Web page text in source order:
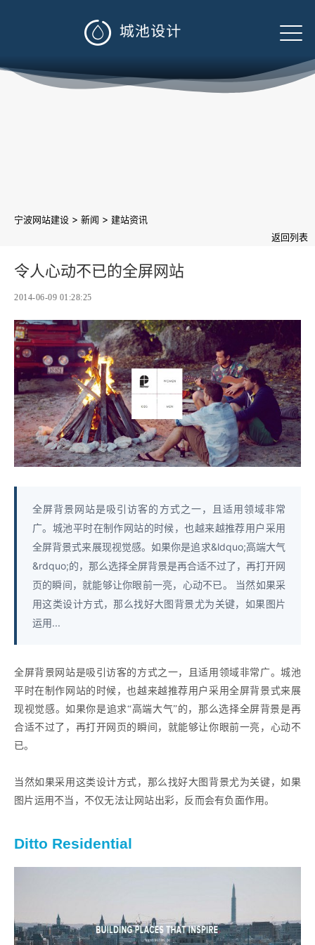

宁波网站建设 > 新闻 > 建站资讯
返回列表
令人心动不已的全屏网站
2014-06-09 01:28:25
全屏背景网站是吸引访客的方式之一，且适用领域非常
广。城池平时在制作网站的时候，也越来越推荐用户采用
全屏背景式来展现视觉感。如果你是追求&ldquo;高端大气
&rdquo;的，那么选择全屏背景是再合适不过了，再打开网
页的瞬间，就能够让你眼前一亮，心动不已。 当然如果采
用这类设计方式，那么找好大图背景尤为关键，如果图片
运用...
全屏背景网站是吸引访客的方式之一，且适用领域非常广。城池
平时在制作网站的时候，也越来越推荐用户采用全屏背景式来展
现视觉感。如果你是追求“高端大气”的，那么选择全屏背景是再
合适不过了，再打开网页的瞬间，就能够让你眼前一亮，心动不
已。
当然如果采用这类设计方式，那么找好大图背景尤为关键，如果
图片运用不当，不仅无法让网站出彩，反而会有负面作用。
Ditto Residential